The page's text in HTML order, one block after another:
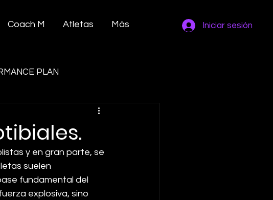
Coach M Atletas Más Iniciar sesión
PLAN
y en gran parte, se
suelen
fundamental del
explosiva, sino